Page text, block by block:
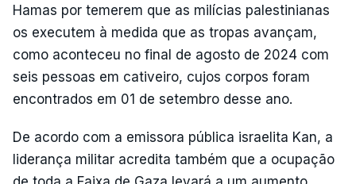
Hamas por temerem que as milícias palestinianas
os executem à medida que as tropas avançam,
como aconteceu no final de agosto de 2024 com
seis pessoas em cativeiro, cujos corpos foram
encontrados em 01 de setembro desse ano.
De acordo com a emissora pública israelita Kan, a
liderança militar acredita também que a ocupação